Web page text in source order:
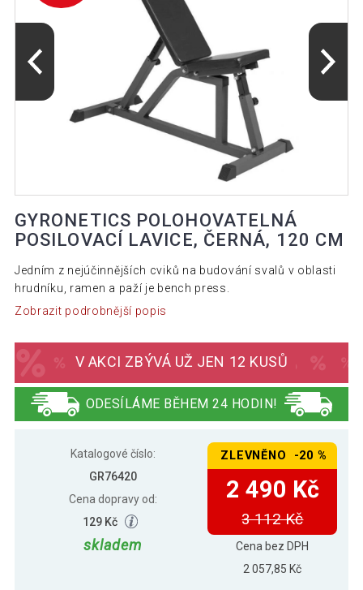
GYRONETICS POLOHOVATELNÁ
POSILOVACÍ LAVICE, ČERNÁ, 120 CM
Jedním z nejúčinnějších cviků na budování svalů v oblasti
hrudníku, ramen a paží je bench press.
Zobrazit podrobnější popis
V AKCI ZBÝVÁ UŽ JEN 12 KUSŮ
ODESÍLÁME BĚHEM 24 HODIN!
Katalogové číslo:
GR76420
Cena dopravy od:
129 Kč
skladem
ZLEVNĚNO -20 %
2 490 Kč
3 112 Kč
Cena bez DPH
2 057,85 Kč